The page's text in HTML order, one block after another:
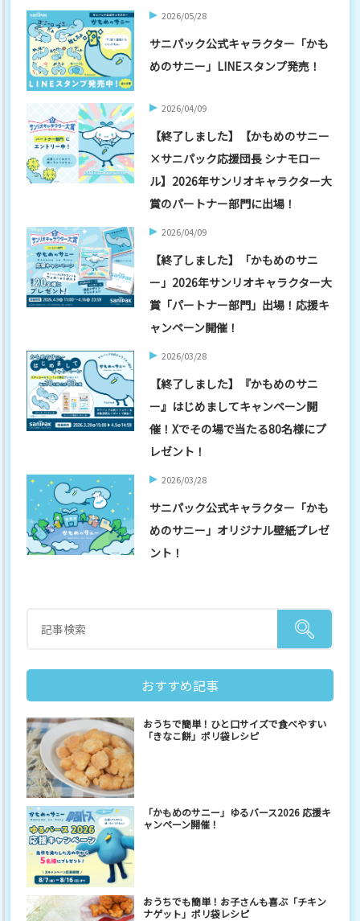
2026/05/28
サニパック公式キャラクター「かも
めのサニー」LINEスタンプ発売！
2026/04/09
【終了しました】【かもめのサニー
×サニパック応援団長 シナモロー
ル】2026年サンリオキャラクター大
賞のパートナー部門に出場！
2026/04/09
【終了しました】「かもめのサニ
ー」2026年サンリオキャラクター大
賞「パートナー部門」出場！応援キ
ャンペーン開催！
2026/03/28
【終了しました】『かもめのサニ
ー』はじめましてキャンペーン開
催！Xでその場で当たる80名様にプ
レゼント！
2026/03/28
サニパック公式キャラクター「かも
めのサニー」オリジナル壁紙プレゼ
ント！
おすすめ記事
おうちで簡単！ひと口サイズで食べやすい
「きなこ餅」ポリ袋レシピ
「かもめのサニー」ゆるバース2026 応援キ
ャンペーン開催！
おうちでも簡単！お子さんも喜ぶ「チキン
ナゲット」ポリ袋レシピ